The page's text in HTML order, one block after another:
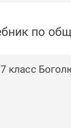
по
класс